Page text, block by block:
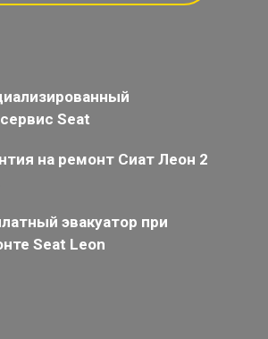
Seat
на ремонт Сиат Леон 2
эвакуатор при
Seat Leon